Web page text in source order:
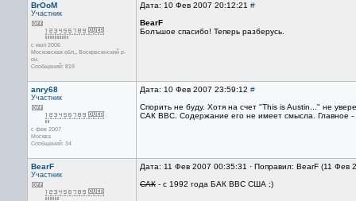
BrOoM
Участник
с июл 2006
Московская обл., Воскресенский р-
он.
Сообщений: 819
Дата: 10 Фев 2007 20:12:21 #
BearF
Болъшое спасибо! Теперь разберусь.
anry68
Участник
с фев 2007
Москва
Сообщений: 34
Дата: 10 Фев 2007 23:59:12 #
Спорить не буду. Хотя на счет "This is Austin..." не
САК ВВС. Содержание его не имеет смысла. Главное -
BearF
Участник
Дата: 11 Фев 2007 00:35:31 · Поправил: BearF (11 Фев
САК - с 1992 года БАК ВВС США ;)